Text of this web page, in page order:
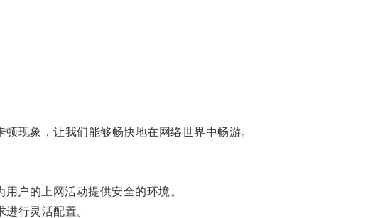
现象，让我们能够畅快地在网络世界中畅游。
户的上网活动提供安全的环境。
行灵活配置。